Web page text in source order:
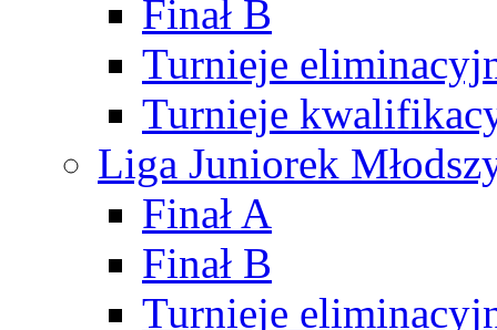
Finał B
Turnieje
Turnieje
Liga Juniorek
Finał A
Finał B
Turnieje